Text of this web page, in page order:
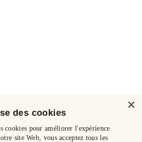
×
des cookies
cookies pour améliorer l'expérience
site Web, vous acceptez tous les